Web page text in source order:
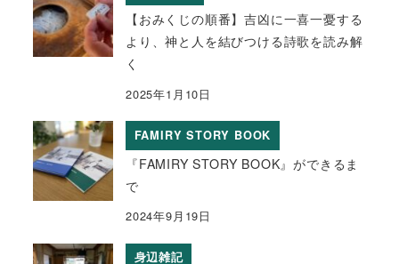
【おみくじの順番】吉凶に一喜一憂する
より、神と人を結びつける詩歌を読み解
く
2025年1月10日
FAMIRY STORY BOOK
『FAMIRY STORY BOOK』ができるま
で
2024年9月19日
身辺雑記